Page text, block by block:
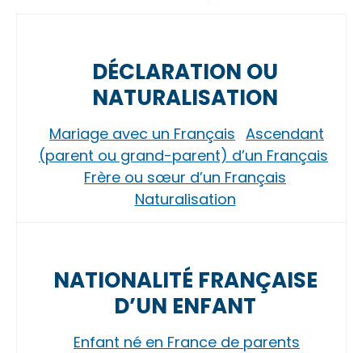
DÉCLARATION OU
NATURALISATION
Mariage avec un Français Ascendant
(parent ou grand-parent) d’un Français
Frère ou sœur d’un Français
Naturalisation
NATIONALITÉ FRANÇAISE
D’UN ENFANT
Enfant né en France de parents